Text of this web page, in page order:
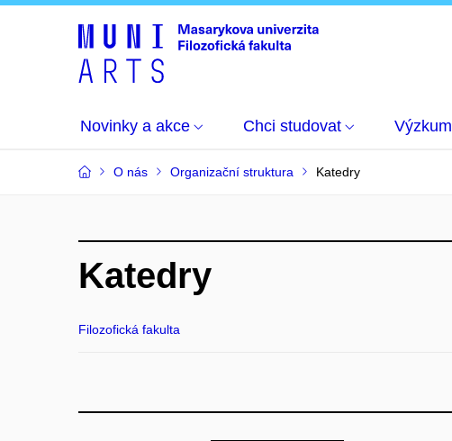
Novinky a akce Chci studovat Výzkum
O nás Organizační struktura Katedry
Katedry
Filozofická fakulta